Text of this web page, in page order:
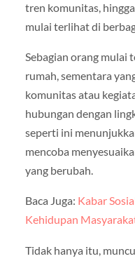
tren komunitas,
mulai terlihat di
Sebagian orang mulai
rumah, sementara
komunitas atau
hubungan dengan
seperti ini
mencoba
yang berubah.
Baca Juga: Kabar
Kehidupan
Tidak hanya itu,